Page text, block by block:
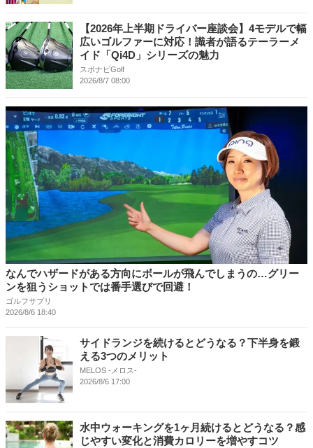
【2026年上半期ドライバー座談会】4モデルで幅
広いゴルファーに対応！識者が語るテーラーメ
イド「Qi4D」シリーズの魅力
スポナビGolf
2026/8/7 08:00
なんでハザードがある方向にボールが飛んでしまうの…グリー
ンを狙うショットでは番手選びで回避！
ゴルフサプリ
2026/8/6 18:40
サイドランジを続けるとどうなる？下半身を鍛
える3つのメリット
MELOS -メロス-
2026/8/6 17:00
水中ウォーキングを1ヶ月続けるとどうなる？感
じやすい変化と消費カロリーを増やすコツ